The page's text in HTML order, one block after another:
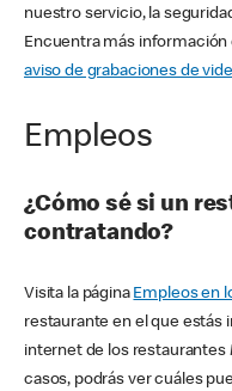
nuestro servicio, la
Encuentra más información
aviso de grabaciones de
Empleos
¿Cómo sé si un
contratando?
Visita la página Empleos en
restaurante en el que estás
internet de los restaurantes
casos, podrás ver cuáles